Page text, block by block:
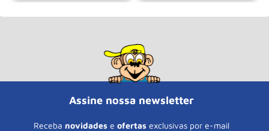
Assine nossa newsletter
Receba novidades e ofertas exclusivas por e-mail